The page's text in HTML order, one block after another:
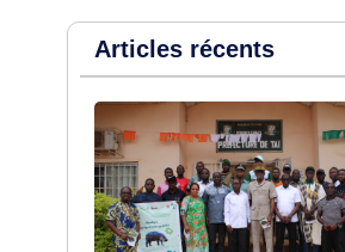
Articles récents